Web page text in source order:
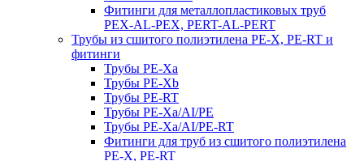
Фитинги для металлопластиковых труб
PEX-AL-PEX, PERT-AL-PERT
Трубы из сшитого полиэтилена PE-X, PE-RT и
фитинги
Трубы PE-Xa
Трубы PE-Xb
Трубы PE-RT
Трубы PE-Xa/AI/PE
Трубы PE-Xa/AI/PE-RT
Фитинги для труб из сшитого полиэтилена
PE-X, PE-RT